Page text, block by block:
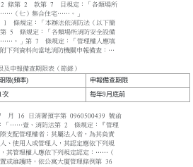
條第 2 款第 7 目規定：「各類場所
（七）集合住宅……。」
條規定：「本辦法依消防法（以下簡
5 條規定：「各類場所消防安全設備
。」第 7 條規定：「管理權人應填
列資料向當地消防機關申報備查：…
申報備查期限表（節錄）
限(頻率)
申報備查期限
次 每年9月底前
16 日消署預字第 0960500439 號函
……壹、消防法第 2 條規定：『管理
配管理權者；其屬法人者，為其負責
使用人或管理人，其認定應依下列規
管理權人應依下列規定認定：……（
維護時，依公寓大廈管理條例第 36